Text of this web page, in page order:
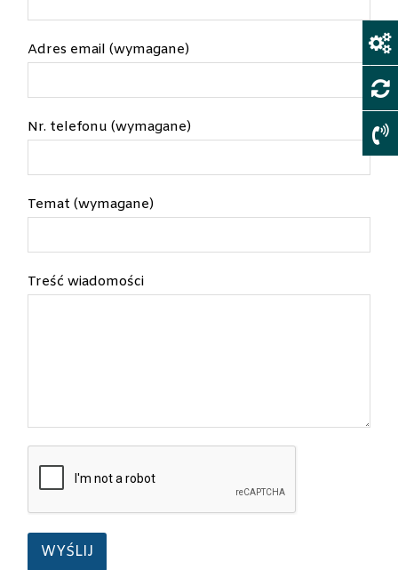
Adres email (wymagane)
Nr. telefonu (wymagane)
Temat (wymagane)
Treść wiadomości